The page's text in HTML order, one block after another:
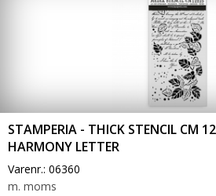
STAMPERIA - THICK STENCIL CM
HARMONY LETTER
Varenr.: 06360
m. moms